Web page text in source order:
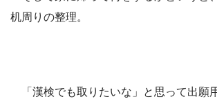
机周りの整理。
「漢検でも取りたいな」と思って出願